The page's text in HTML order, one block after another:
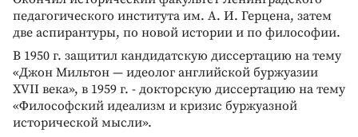
педагогического института им. А. И. Герцена, затем
две аспирантуры, по новой истории и по философии.
В 1950 г. защитил кандидатскую диссертацию на тему
«Джон Мильтон — идеолог английской буржуазии
XVII века», в 1959 г. - докторскую диссертацию на тему
«Философский идеализм и кризис буржуазной
исторической мысли».